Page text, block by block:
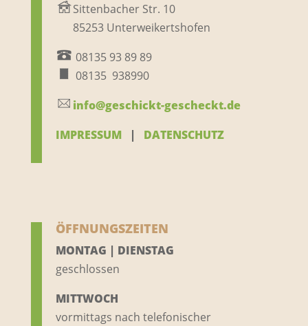
Sittenbacher Str. 10
85253 Unterweikertshofen
08135 93 89 89
08135 938990
info@geschickt-gescheckt.de
IMPRESSUM
| DATENSCHUTZ
ÖFFNUNGSZEITEN
MONTAG | DIENSTAG
geschlossen
MITTWOCH
vormittags nach telefonischer